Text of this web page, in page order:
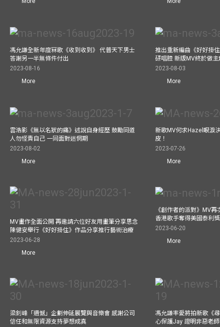
馮允謙全新年度冧歌《收到收到》 代普天下男士
答謝另一半無條件付出
2023-08-16
More
推出重新編曲《好好掛
研唱腔 新版MV終於做主
2023-08-03
More
雲浩影《無以名狀的痛》述說自身經歷 鼓勵同道
人勿怪責自己 一同面對迷惘期
2023-08-02
More
新歌MV何求Hazel眼淚
皮！
2023-07-26
More
MV畫作全面公開 再邀請六位好友用畫筆分享思念
陳健安舉行《好好掛住》作品分享推行藝術治療
2023-06-28
More
《創作者的派對》MV
香港歌手奪得美國泰利
2023-06-20
More
梁釗峰「遺憾」企劃伸延展覽與音樂會 感謝公司
信任和無限資源支持夢想成真
馮允謙率愛將拍新歌《
心保護Jay 證明非惡老